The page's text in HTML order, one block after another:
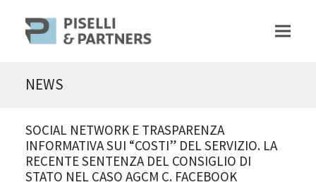
NEWS
SOCIAL NETWORK E TRASPARENZA
INFORMATIVA SUI “COSTI” DEL SERVIZIO. LA
RECENTE SENTENZA DEL CONSIGLIO DI
STATO NEL CASO AGCM C. FACEBOOK